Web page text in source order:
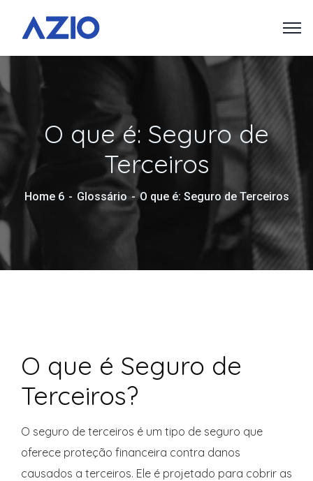
O que é: Seguro de
Terceiros
Home 6 Glossário O que é: Seguro de Terceiros
O que é Seguro de
Terceiros?
O seguro de terceiros é um tipo de seguro que
oferece proteção financeira contra danos
causados a terceiros. Ele é projetado para cobrir as